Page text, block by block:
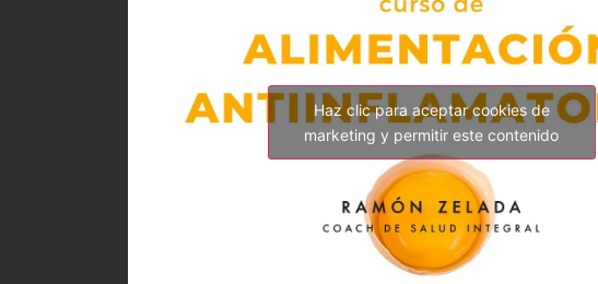
Haz clic para aceptar cookies de
marketing y permitir este contenido